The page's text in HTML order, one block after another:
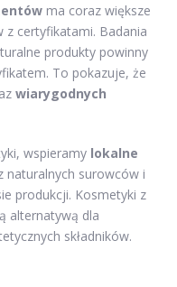
ma coraz większe
z certyfikatami. Badania
produkty powinny
To pokazuje, że
wiarygodnych
wspieramy lokalne
naturalnych surowców i
produkcji. Kosmetyki z
alternatywą dla
składników.